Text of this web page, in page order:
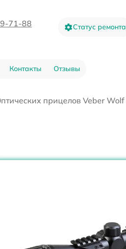
71-88 Статус ремонта
Контакты Отзывы
прицелов Veber Wolf